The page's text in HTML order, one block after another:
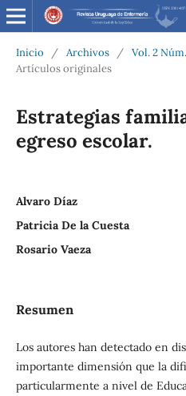
Inicio / Archivos / Vol. 2
Artículos originales
Estrategias
egreso escolar.
Alvaro Díaz
Patricia De la Cuesta
Rosario Vaeza
Resumen
Los autores han detectado en
importante dimensión que la
particularmente a nivel de